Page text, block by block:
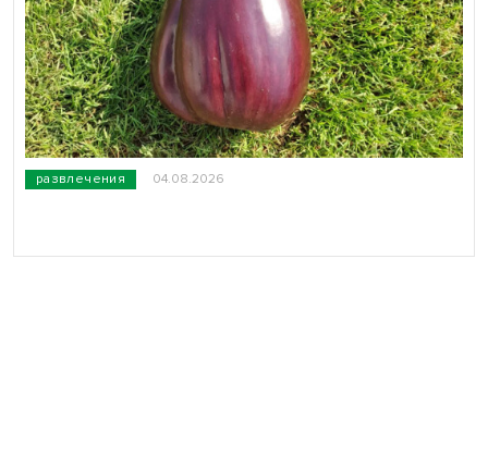
развлечения 04.08.2026